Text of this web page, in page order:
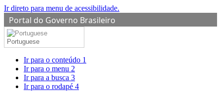
Ir direto para menu de acessibilidade.
Portal do Governo Brasileiro
Portuguese
Ir para o conteúdo 1
Ir para o menu 2
Ir para a busca 3
Ir para o rodapé 4